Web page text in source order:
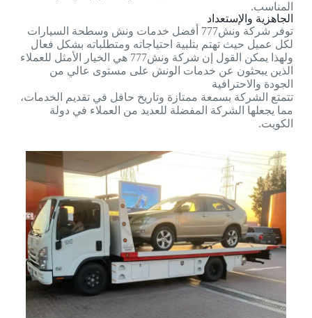
المناسب.
الجاهزية والإستعداد
توفر شركة ونش777 أفضل خدمات ونش وسطحة السيارات
لكل عميل حيث تهتم بتلبية احتياجاته ومتطلباته بشكل فعال
ولهذا يمكن القول إن شركة ونش777 هي الخيار الأمثل للعملاء
الذين يبحثون عن خدمات الونش على مستوى عالي من
الجودة والاحترافية
تتمتع الشركة بسمعة ممتازة وتاريخ حافل في تقديم الخدمات،
مما يجعلها الشركة المفضلة للعديد من العملاء في دولة
الكويت.